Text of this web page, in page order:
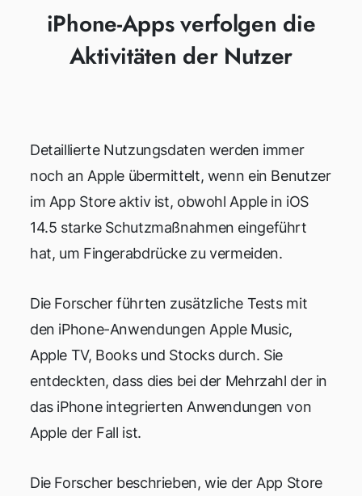
iPhone-Apps verfolgen die
Aktivitäten der Nutzer
Detaillierte Nutzungsdaten werden immer
noch an Apple übermittelt, wenn ein Benutzer
im App Store aktiv ist, obwohl Apple in iOS
14.5 starke Schutzmaßnahmen eingeführt
hat, um Fingerabdrücke zu vermeiden.
Die Forscher führten zusätzliche Tests mit
den iPhone-Anwendungen Apple Music,
Apple TV, Books und Stocks durch. Sie
entdeckten, dass dies bei der Mehrzahl der in
das iPhone integrierten Anwendungen von
Apple der Fall ist.
Die Forscher beschrieben, wie der App Store